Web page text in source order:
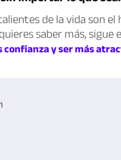
de la vida son el
saber más, sigue
confianza y ser más